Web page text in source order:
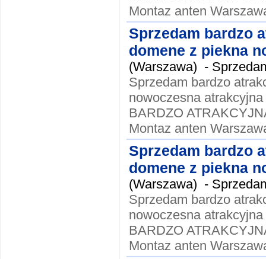
Montaz anten
Sprzedam bardzo
domene z piekna
(Warszawa) -
Sprzedam bardzo
nowoczesna
BARDZO
Montaz anten
Sprzedam bardzo
domene z piekna
(Warszawa) -
Sprzedam bardzo
nowoczesna
BARDZO
Montaz anten